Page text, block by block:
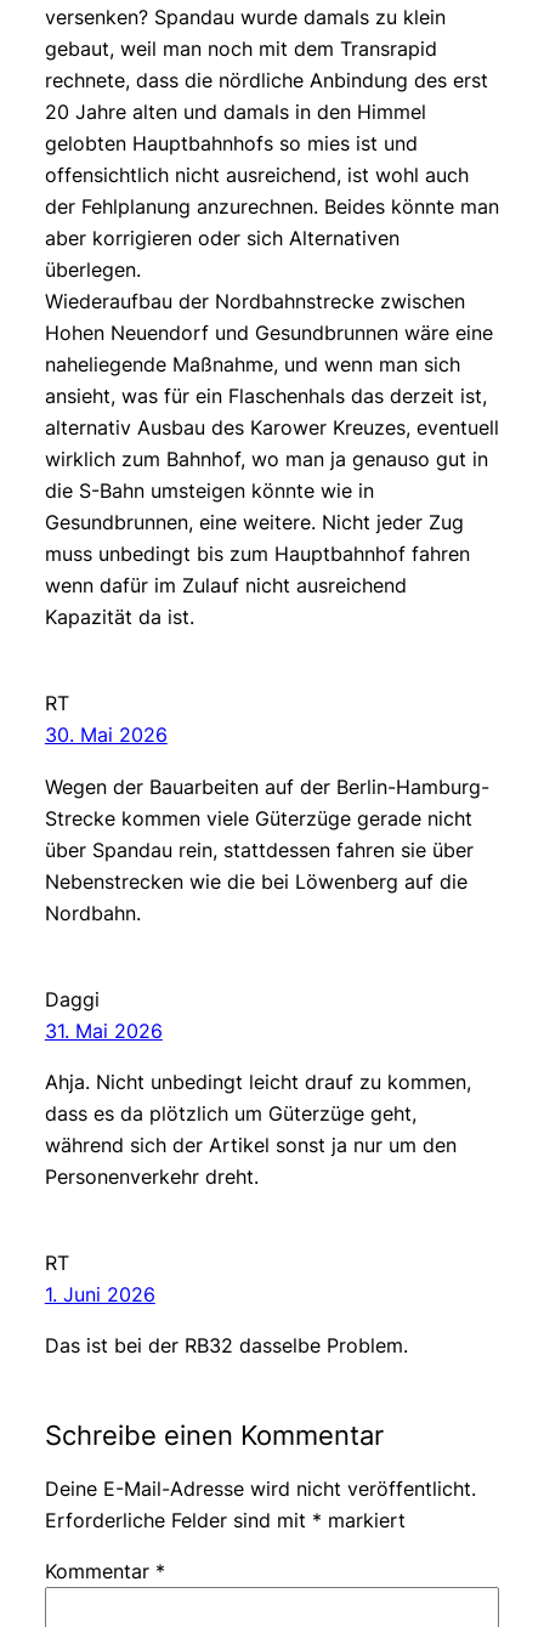
versenken? Spandau wurde damals zu klein
gebaut, weil man noch mit dem Transrapid
rechnete, dass die nördliche Anbindung des erst
20 Jahre alten und damals in den Himmel
gelobten Hauptbahnhofs so mies ist und
offensichtlich nicht ausreichend, ist wohl auch
der Fehlplanung anzurechnen. Beides könnte man
aber korrigieren oder sich Alternativen
überlegen.
Wiederaufbau der Nordbahnstrecke zwischen
Hohen Neuendorf und Gesundbrunnen wäre eine
naheliegende Maßnahme, und wenn man sich
ansieht, was für ein Flaschenhals das derzeit ist,
alternativ Ausbau des Karower Kreuzes, eventuell
wirklich zum Bahnhof, wo man ja genauso gut in
die S-Bahn umsteigen könnte wie in
Gesundbrunnen, eine weitere. Nicht jeder Zug
muss unbedingt bis zum Hauptbahnhof fahren
wenn dafür im Zulauf nicht ausreichend
Kapazität da ist.
RT
30. Mai 2026
Wegen der Bauarbeiten auf der Berlin-Hamburg-
Strecke kommen viele Güterzüge gerade nicht
über Spandau rein, stattdessen fahren sie über
Nebenstrecken wie die bei Löwenberg auf die
Nordbahn.
Daggi
31. Mai 2026
Ahja. Nicht unbedingt leicht drauf zu kommen,
dass es da plötzlich um Güterzüge geht,
während sich der Artikel sonst ja nur um den
Personenverkehr dreht.
RT
1. Juni 2026
Das ist bei der RB32 dasselbe Problem.
Schreibe einen Kommentar
Deine E-Mail-Adresse wird nicht veröffentlicht.
Erforderliche Felder sind mit * markiert
Kommentar *